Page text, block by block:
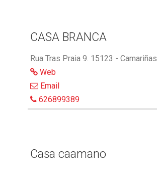
CASA BRANCA
Rua Tras Praia 9. 15123 - Camariñas
Web
Email
626899389
Casa caamano